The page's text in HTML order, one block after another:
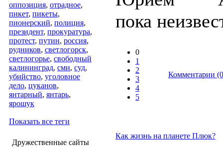
оппозиция, отрадное,
пикет, пикеты,
пионерский, полиция,
президент, прокуратура,
протест, путин, россия,
рудников, светлогорск,
светлогорье, свободный
калининград, сми, суд,
убийство, уголовное
дело, цуканов,
янтарный, янтарь,
ярошук
Показать все теги
Дружественные сайты
пока
0
1
2
3
4
5
Комментарии
Как жизнь на планете Плюк?